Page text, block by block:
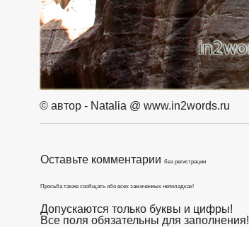
© автор - Natalia @ www.in2words.ru
Оставьте комментарии без регистрации
Просьба также сообщать обо всех замеченных неполадках!
Допускаются только буквы и цифры!
Все поля обязательны для заполнения!